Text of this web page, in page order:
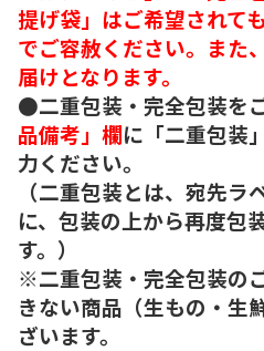
提げ袋」はご希望されて
でご容赦ください。また
届けとなります。
●二重包装・完全包装を
品備考」欄に「二重包装
力ください。
（二重包装とは、宛先ラ
に、包装の上から再度包
す。）
※二重包装・完全包装の
きない商品（生もの・生
ざいます。